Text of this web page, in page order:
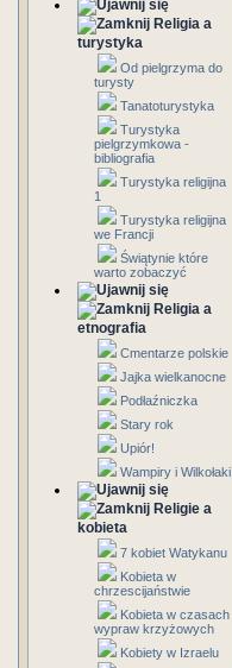
Religia a
turystyka
Od pielgrzyma do
turysty
Tanatoturystyka
Turystyka
pielgrzymkowa -
bibliografia
Turystyka religijna
1
Turystyka religijna
we Francji
Świątynie które
warto zobaczyć
Religia a
etnografia
Cmentarze polskie
Jajka wielkanocne
Podłaźniczka
Stary rok
Upiór!
Wampiry i Wilkołaki
Religie a
kobieta
7 kobiet Watykanu
Kobieta w
chrzescijaństwie
Kobieta w czasach
wypraw krzyżowych
Kobiety w Izraelu